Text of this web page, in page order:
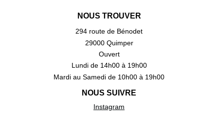
NOUS TROUVER
294 route de Bénodet
29000 Quimper
Ouvert
Lundi de 14h00 à 19h00
Mardi au Samedi de 10h00 à 19h00
NOUS SUIVRE
Instagram